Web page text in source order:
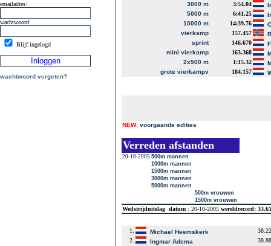
emailadres:
wachtwoord:
Blijf ingelogd
wachtwoord vergeten?
3000 m
3:54.04
5000 m
6:41.25
10000 m
14:39.76
vierkamp
157.457
sprint
146.670
mini vierkamp
163.368
2x500 m
1:15.32
grote vierkampv
184.157
NEW: voorgaande edities
Verreden afstanden
20-10-2005 500m mannen
1000m mannen
1500m mannen
3000m mannen
5000m mannen
500m vrouwen
1500m vrouwen
Wedstrijduitslag datum : 20-10-2005 wereldrecord:
1. Michael Heemskerk
38.22
2.
Ingmar Adema
38.88